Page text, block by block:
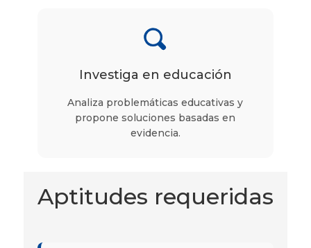
Investiga en educación
Analiza problemáticas educativas y
propone soluciones basadas en
evidencia.
Aptitudes requeridas